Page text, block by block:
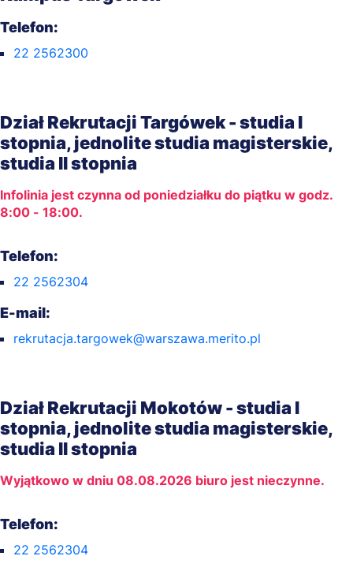
Telefon:
22 2562300
Dział Rekrutacji Targówek - studia I
stopnia, jednolite studia magisterskie,
studia II stopnia
Infolinia jest czynna od poniedziałku do piątku w godz.
8:00 - 18:00.
Telefon:
22 2562304
E-mail:
rekrutacja.targowek@warszawa.merito.pl
Dział Rekrutacji Mokotów - studia I
stopnia, jednolite studia magisterskie,
studia II stopnia
Wyjątkowo w dniu 08.08.2026 biuro jest nieczynne.
Telefon:
22 2562304